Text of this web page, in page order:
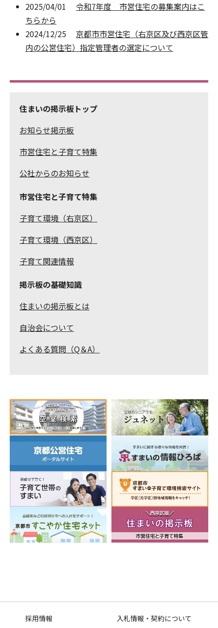
2025/04/01 令和7年度 市営住宅の募集案内はこ
ちらから
2024/12/25 京都市市営住宅（右京区及び西京区管
内の公営住宅）指定管理者の選定について
住まいの掲示板トップ
お知らせ掲示板
市営住宅と子育て特集
公社からのお知らせ
市営住宅と子育て特集
子育て環境（右京区）
子育て環境（西京区）
子育て関連情報
掲示板の基礎知識
住まいの掲示板とは
自治会について
よくある質問（Q＆A）
採用情報 入札情報・契約について